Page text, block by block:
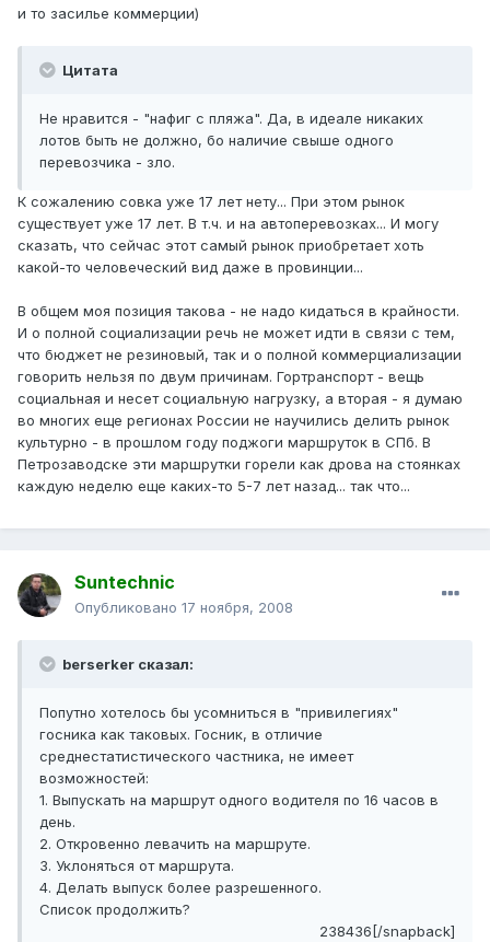
и то засилье коммерции)
Цитата
Не нравится - "нафиг с пляжа". Да, в идеале никаких
лотов быть не должно, бо наличие свыше одного
перевозчика - зло.
К сожалению совка уже 17 лет нету... При этом рынок
существует уже 17 лет. В т.ч. и на автоперевозках... И могу
сказать, что сейчас этот самый рынок приобретает хоть
какой-то человеческий вид даже в провинции...
В общем моя позиция такова - не надо кидаться в крайности.
И о полной социализации речь не может идти в связи с тем,
что бюджет не резиновый, так и о полной коммерциализации
говорить нельзя по двум причинам. Гортранспорт - вещь
социальная и несет социальную нагрузку, а вторая - я думаю
во многих еще регионах России не научились делить рынок
культурно - в прошлом году поджоги маршруток в СПб. В
Петрозаводске эти маршрутки горели как дрова на стоянках
каждую неделю еще каких-то 5-7 лет назад... так что...
Suntechnic
Опубликовано 17 ноября, 2008
berserker сказал:
Попутно хотелось бы усомниться в "привилегиях"
госника как таковых. Госник, в отличие
среднестатистического частника, не имеет
возможностей:
1. Выпускать на маршрут одного водителя по 16 часов в
день.
2. Откровенно левачить на маршруте.
3. Уклоняться от маршрута.
4. Делать выпуск более разрешенного.
Список продолжить?
238436[/snapback]